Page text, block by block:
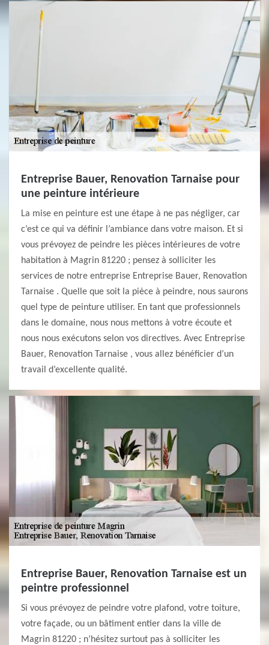
Entreprise Bauer, Renovation Tarnaise pour
une peinture intérieure
La mise en peinture est une étape à ne pas négliger, car
c’est ce qui va définir l’ambiance dans votre maison. Et si
vous prévoyez de peindre les pièces intérieures de votre
habitation à Magrin 81220 ; pensez à solliciter les
services de notre entreprise Entreprise Bauer, Renovation
Tarnaise . Quelle que soit la pièce à peindre, nous saurons
quel type de peinture utiliser. En tant que professionnels
dans le domaine, nous nous mettons à votre écoute et
nous nous exécutons selon vos directives. Avec Entreprise
Bauer, Renovation Tarnaise , vous allez bénéficier d’un
travail d’excellente qualité.
Entreprise Bauer, Renovation Tarnaise est un
peintre professionnel
Si vous prévoyez de peindre votre plafond, votre toiture,
votre façade, ou un bâtiment entier dans la ville de
Magrin 81220 ; n’hésitez surtout pas à solliciter les